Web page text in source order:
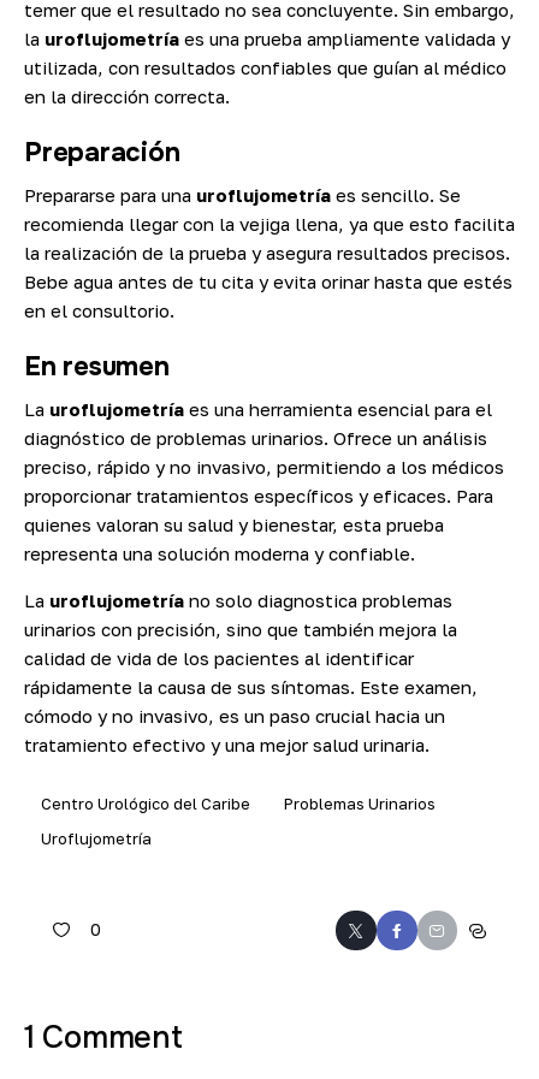
temer que el resultado no sea concluyente. Sin embargo,
la uroflujometría es una prueba ampliamente validada y
utilizada, con resultados confiables que guían al médico
en la dirección correcta.
Preparación
Prepararse para una uroflujometría es sencillo. Se
recomienda llegar con la vejiga llena, ya que esto facilita
la realización de la prueba y asegura resultados precisos.
Bebe agua antes de tu cita y evita orinar hasta que estés
en el consultorio.
En resumen
La uroflujometría es una herramienta esencial para el
diagnóstico de problemas urinarios. Ofrece un análisis
preciso, rápido y no invasivo, permitiendo a los médicos
proporcionar tratamientos específicos y eficaces. Para
quienes valoran su salud y bienestar, esta prueba
representa una solución moderna y confiable.
La uroflujometría no solo diagnostica problemas
urinarios con precisión, sino que también mejora la
calidad de vida de los pacientes al identificar
rápidamente la causa de sus síntomas. Este examen,
cómodo y no invasivo, es un paso crucial hacia un
tratamiento efectivo y una mejor salud urinaria.
Centro Urológico del Caribe
Problemas Urinarios
Uroflujometría
0
1 Comment